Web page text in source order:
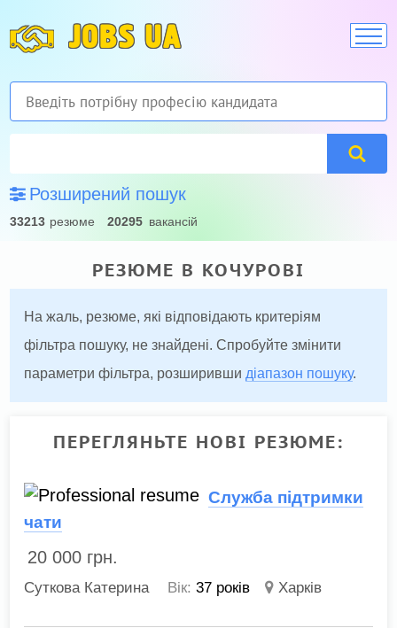
JOBS UA
Розширений пошук
33213 резюме 20295 вакансій
РЕЗЮМЕ В КОЧУРОВІ
На жаль, резюме, які відповідають критеріям
фільтра пошуку, не знайдені. Спробуйте змінити
параметри фільтра, розширивши діапазон пошуку.
ПЕРЕГЛЯНЬТЕ НОВІ РЕЗЮМЕ:
Служба підтримки
чати
20 000 грн.
Суткова Катерина Вік: 37 років Харків